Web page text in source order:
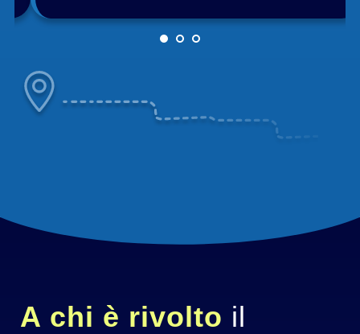
A chi è rivolto il